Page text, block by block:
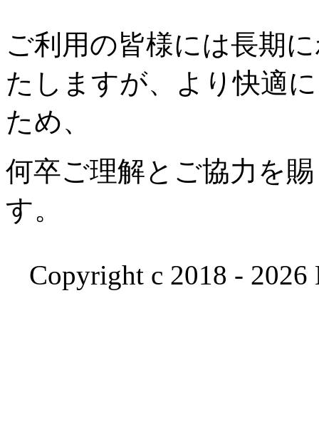
ご利用の皆様には長期
たしますが、より快適
ため、
何卒ご理解とご協力を
す。
Copyright c 2018 -